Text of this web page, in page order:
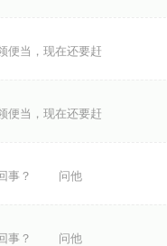
便当，现在还要赶
便当，现在还要赶
回事？ 问他
回事？ 问他